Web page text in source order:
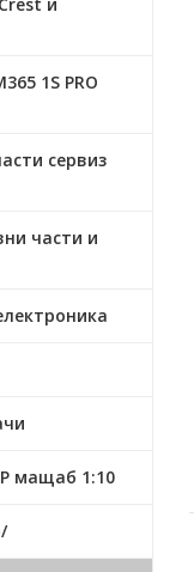
1S PRO
сервиз
части и
мащаб 1:10